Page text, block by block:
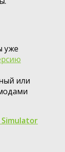
уже
или